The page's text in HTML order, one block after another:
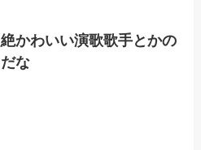
かわいい演歌歌手とかの
な